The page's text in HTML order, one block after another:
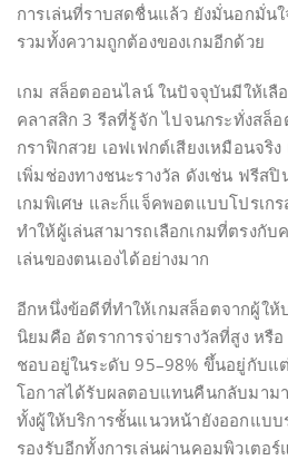
การเล่นที่ราบสดชื่นแล้ว ยังมั่นอกมั่น
รวมทั้งความถูกต้องของเกมอีกด้วย
เกม สล็อตออนไลน์ ในปัจจุบันมีให้เ
คลาสสิก 3 รีลที่รู้จัก ไปจนกระทั่งสล็
กราฟิกสวย เอฟเฟกต์เสียงเหมือนจริ
เพิ่มช่องทางชนะรางวัล ดังเช่น ฟรี
เกมพิเศษ และก็แจ็คพอตแบบโปรเก
ทำให้ผู้เล่นสามารถเลือกเกมที่ตรงกั
เล่นของตนเองได้อย่างมาก
อีกหนึ่งข้อดีที่ทำให้เกมสล็อตจากผู้ใ
นิยมคือ อัตราการจ่ายรางวัลที่สูง หรือ
ชอบอยู่ในระดับ 95–98% ขึ้นอยู่กับแ
โอกาสได้รับผลตอบแทนคืนกลับมาม
ทั้งผู้ให้บริการชั้นแนวหน้ายังออกแบบ
รองรับอีกทั้งการเล่นผ่านคอมพิวเตอ